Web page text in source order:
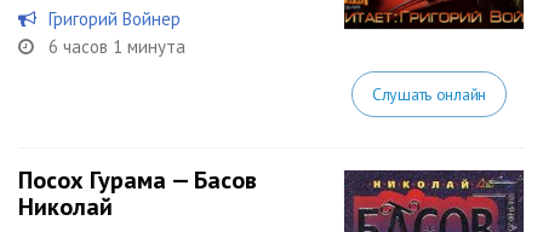
Григорий Войнер
6 часов 1 минута
Слушать онлайн
Посох Гурама — Басов
Николай